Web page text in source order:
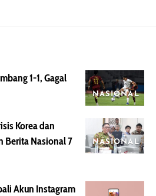
NASIONAL
1-1, Gagal
NASIONAL
Korea dan
Berita Nasional 7
Akun Instagram